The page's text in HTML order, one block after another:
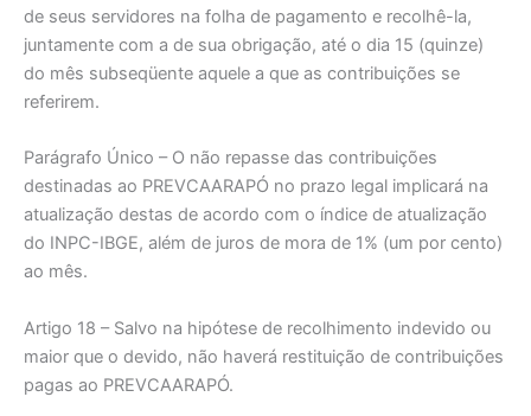
de seus servidores na folha de pagamento e recolhê-la,
juntamente com a de sua obrigação, até o dia 15 (quinze)
do mês subseqüente aquele a que as contribuições se
referirem.
Parágrafo Único – O não repasse das contribuições
destinadas ao PREVCAARAPÓ no prazo legal implicará na
atualização destas de acordo com o índice de atualização
do INPC-IBGE, além de juros de mora de 1% (um por cento)
ao mês.
Artigo 18 – Salvo na hipótese de recolhimento indevido ou
maior que o devido, não haverá restituição de contribuições
pagas ao PREVCAARAPÓ.